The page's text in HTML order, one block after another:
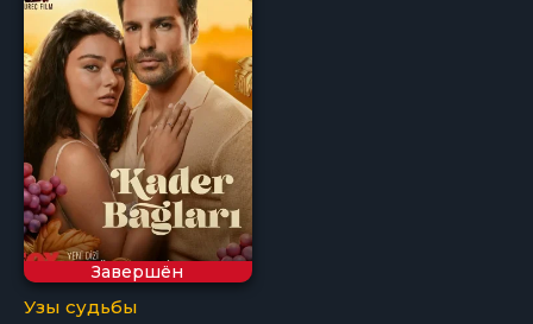
Завершён
Узы судьбы